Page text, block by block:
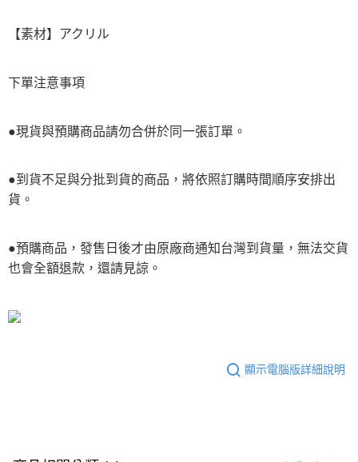
【素材】アクリル
下單注意事項
●現貨與預購商品請勿合併於同一張訂單。
●到貨不足與分批到貨的商品，將依照訂購時間順序安排出
貨。
●預購商品，發售日後才由原廠商通知台灣到貨量，無法交貨
也會全額退款，還請見諒。
顯示電腦版詳細說明